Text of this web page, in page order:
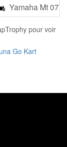
Yamaha Mt 07
pour voir
Go Kart